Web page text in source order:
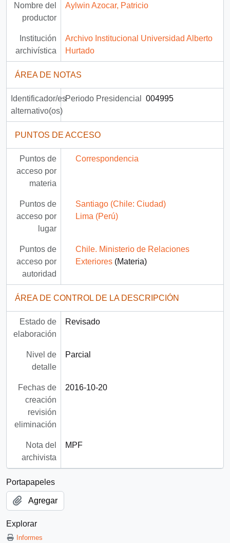
Nombre del
productor
Aylwin Azocar, Patricio
Institución
archivística
Archivo Institucional Universidad Alberto
Hurtado
ÁREA DE NOTAS
Identificador/es
alternativo(os)
Periodo Presidencial 004995
PUNTOS DE ACCESO
Puntos de
acceso por
materia
Correspondencia
Puntos de
acceso por
lugar
Santiago (Chile: Ciudad)
Lima (Perú)
Puntos de
acceso por
autoridad
Chile. Ministerio de Relaciones
Exteriores(Materia)
ÁREA DE CONTROL DE LA DESCRIPCIÓN
Estado de
elaboración
Revisado
Nivel de
detalle
Parcial
Fechas de
creación
revisión
eliminación
2016-10-20
Nota del
archivista
MPF
Portapapeles
Agregar
Explorar
Informes